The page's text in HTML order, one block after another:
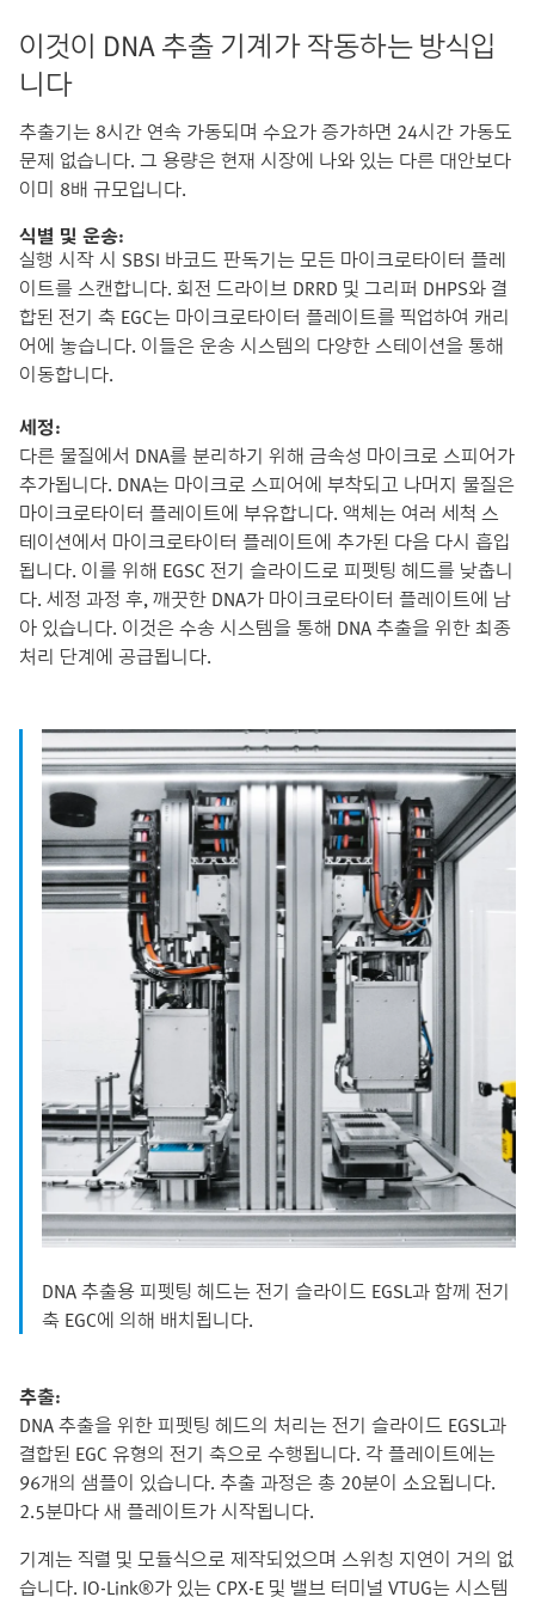
이것이 DNA 추출 기계가 작동하는 방식입
니다
추출기는 8시간 연속 가동되며 수요가 증가하면 24시간 가동도
문제 없습니다. 그 용량은 현재 시장에 나와 있는 다른 대안보다
이미 8배 규모입니다.
식별 및 운송:
실행 시작 시 SBSI 바코드 판독기는 모든 마이크로타이터 플레
이트를 스캔합니다. 회전 드라이브 DRRD 및 그리퍼 DHPS와 결
합된 전기 축 EGC는 마이크로타이터 플레이트를 픽업하여 캐리
어에 놓습니다. 이들은 운송 시스템의 다양한 스테이션을 통해
이동합니다.
세정:
다른 물질에서 DNA를 분리하기 위해 금속성 마이크로 스피어가
추가됩니다. DNA는 마이크로 스피어에 부착되고 나머지 물질은
마이크로타이터 플레이트에 부유합니다. 액체는 여러 세척 스
테이션에서 마이크로타이터 플레이트에 추가된 다음 다시 흡입
됩니다. 이를 위해 EGSC 전기 슬라이드로 피펫팅 헤드를 낮춥니
다. 세정 과정 후, 깨끗한 DNA가 마이크로타이터 플레이트에 남
아 있습니다. 이것은 수송 시스템을 통해 DNA 추출을 위한 최종
처리 단계에 공급됩니다.
DNA 추출용 피펫팅 헤드는 전기 슬라이드 EGSL과 함께 전기
축 EGC에 의해 배치됩니다.
추출:
DNA 추출을 위한 피펫팅 헤드의 처리는 전기 슬라이드 EGSL과
결합된 EGC 유형의 전기 축으로 수행됩니다. 각 플레이트에는
96개의 샘플이 있습니다. 추출 과정은 총 20분이 소요됩니다.
2.5분마다 새 플레이트가 시작됩니다.
기계는 직렬 및 모듈식으로 제작되었으며 스위칭 지연이 거의 없
습니다. IO-Link®가 있는 CPX-E 및 밸브 터미널 VTUG는 시스템